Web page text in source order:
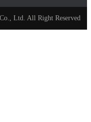
Ltd. All Right Reserved